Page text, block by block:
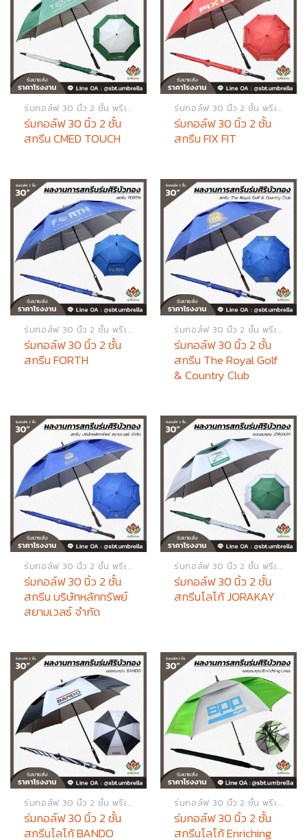
ร่มกอล์ฟ 30 นิ้ว 2 ชั้น พรีเมียม
ร่มกอล์ฟ 30 นิ้ว 2 ชั้น
สกรีน CMED TOUCH
ร่มกอล์ฟ 30 นิ้ว 2 ชั้น พรีเมียม
ร่มกอล์ฟ 30 นิ้ว 2 ชั้น
สกรีน FIX FIT
ร่มกอล์ฟ 30 นิ้ว 2 ชั้น พรีเมียม
ร่มกอล์ฟ 30 นิ้ว 2 ชั้น
สกรีน FORTH
ร่มกอล์ฟ 30 นิ้ว 2 ชั้น พรีเมียม
ร่มกอล์ฟ 30 นิ้ว 2 ชั้น
สกรีน The Royal Golf
& Country Club
ร่มกอล์ฟ 30 นิ้ว 2 ชั้น พรีเมียม
ร่มกอล์ฟ 30 นิ้ว 2 ชั้น
สกรีน บริษัทหลักทรัพย์
สยามเวลธ์ จำกัด
ร่มกอล์ฟ 30 นิ้ว 2 ชั้น พรีเมียม
ร่มกอล์ฟ 30 นิ้ว 2 ชั้น
สกรีนโลโก้ JORAKAY
ร่มกอล์ฟ 30 นิ้ว 2 ชั้น พรีเมียม
ร่มกอล์ฟ 30 นิ้ว 2 ชั้น
สกรีนโลโก้ BANDO
ร่มกอล์ฟ 30 นิ้ว 2 ชั้น พรีเมียม
ร่มกอล์ฟ 30 นิ้ว 2 ชั้น
สกรีนโลโก้ Enriching